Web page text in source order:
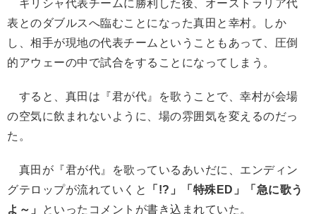
ギリシャ代表チームに勝利した後、オーストラリア代
表とのダブルスへ臨むことになった真田と幸村。しか
し、相手が現地の代表チームということもあって、圧倒
的アウェーの中で試合をすることになってしまう。
すると、真田は『君が代』を歌うことで、幸村が会場
の空気に飲まれないように、場の雰囲気を変えるのだっ
た。
真田が『君が代』を歌っているあいだに、エンディン
グテロップが流れていくと
「!?」「特殊ED」「急に歌う
よ～」
といったコメントが書き込まれていた。